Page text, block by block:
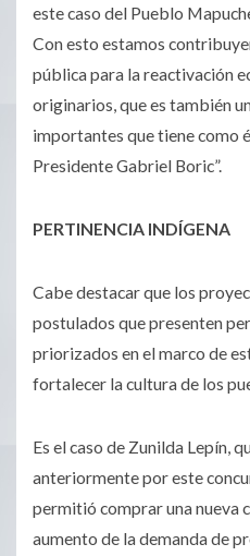
este caso del Pueblo
Con esto estamos
pública para la reactivación
originarios, que es también
importantes que tiene como
Presidente Gabriel Boric”.
PERTINENCIA INDÍGENA
Cabe destacar que los
postulados que presenten
priorizados en el marco de
fortalecer la cultura de los
Es el caso de Zunilda Lepín,
anteriormente por este
permitió comprar una nueva
aumento de la demanda de